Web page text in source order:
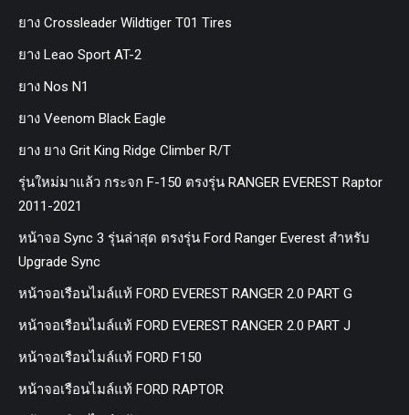
ยาง Crossleader Wildtiger T01 Tires
ยาง Leao Sport AT-2
ยาง Nos N1
ยาง Veenom Black Eagle
ยาง ยาง Grit King Ridge Climber R/T
รุ่นใหม่มาแล้ว กระจก F-150 ตรงรุ่น RANGER EVEREST Raptor
2011-2021
หน้าจอ Sync 3 รุ่นล่าสุด ตรงรุ่น Ford Ranger Everest สำหรับ
Upgrade Sync
หน้าจอเรือนไมล์แท้ FORD EVEREST RANGER 2.0 PART G
หน้าจอเรือนไมล์แท้ FORD EVEREST RANGER 2.0 PART J
หน้าจอเรือนไมล์แท้ FORD F150
หน้าจอเรือนไมล์แท้ FORD RAPTOR